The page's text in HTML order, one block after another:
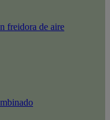
freidora de aire